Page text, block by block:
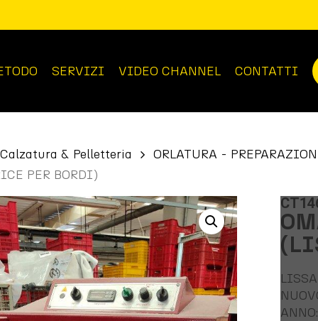
SERVIZI VIDEO CHANNEL CONTATTI
Calzatura & Pelletteria ORLATURA -
PER BORDI)